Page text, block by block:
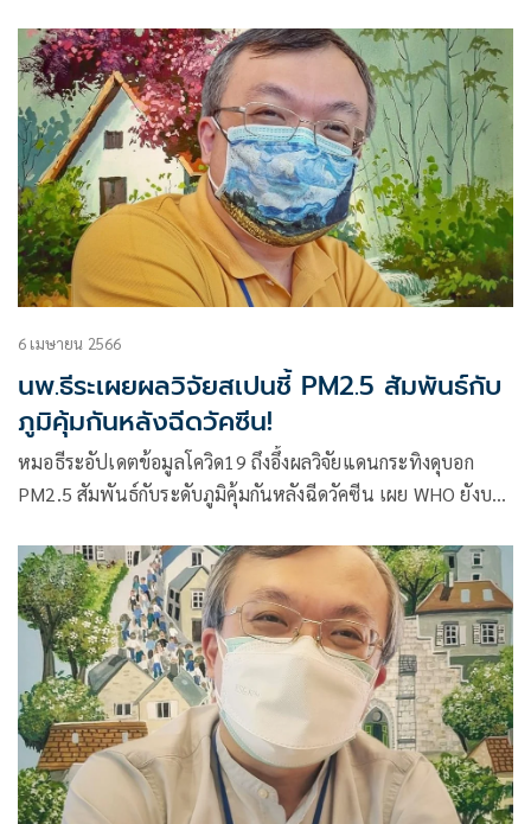
6 เมษายน 2566
นพ.ธีระเผยผลวิจัยสเปนชี้ PM2.5 สัมพันธ์กับ
ภูมิคุ้มกันหลังฉีดวัคซีน!
หมอธีระอัปเดตข้อมูลโควิด19 ถึงอึ้งผลวิจัยแดนกระทิงดุบอก
PM2.5 สัมพันธ์กับระดับภูมิคุ้มกันหลังฉีดวัคซีน เผย WHO ยังบอก